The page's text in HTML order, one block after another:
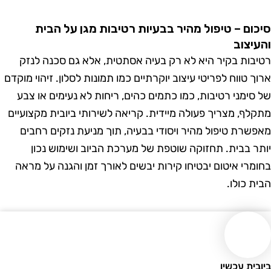
– טיפול מהיר בבעיות רטיבות מגן על הבית
בקיר היא לא רק בעיה אסתטית, אלא גם סכנה לנזק
טווח לפריטי עיצוב יוקרתיים כמו תמונות לסלון. זיהוי מוקדם
רטיבות, כמו כתמים כהים, ריחות לא נעימים או צבע
מצריך פעולה מיידית. קריאה לשירותי ביובית מקצועיים
טיפול מהיר ויסודי בבעיה, תוך מניעת נזקים רחבים
בבית. תחזוקה שוטפת של מערכת הביוב ושימוש נכון
איטום יבטיחו קירות יבשים לאורך זמן והגנה על מראה
כולו.
עכשיו